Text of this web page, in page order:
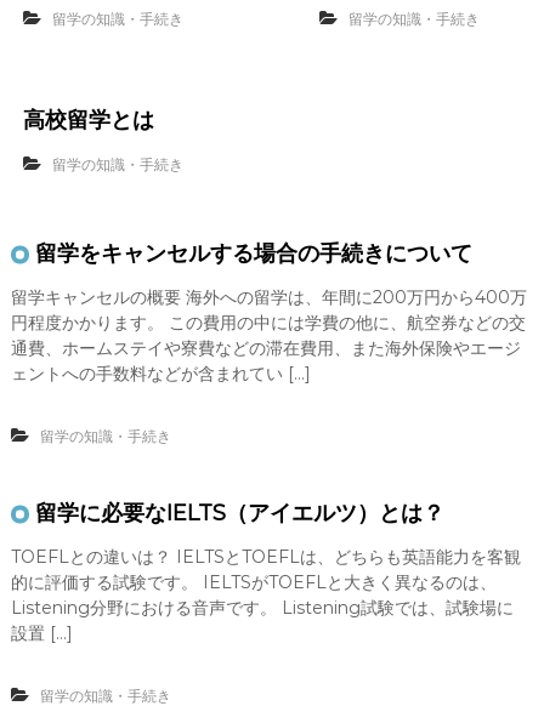
留学の知識・手続き 留学の知識・手続き
高校留学とは
留学の知識・手続き
留学をキャンセルする場合の手続きについて
留学キャンセルの概要 海外への留学は、年間に200万円から400万
円程度かかります。 この費用の中には学費の他に、航空券などの交
通費、ホームステイや寮費などの滞在費用、また海外保険やエージ
ェントへの手数料などが含まれてい […]
留学の知識・手続き
留学に必要なIELTS（アイエルツ）とは？
TOEFLとの違いは？ IELTSとTOEFLは、どちらも英語能力を客観
的に評価する試験です。 IELTSがTOEFLと大きく異なるのは、
Listening分野における音声です。 Listening試験では、試験場に
設置 […]
留学の知識・手続き